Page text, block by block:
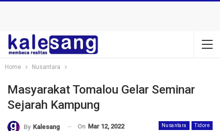
Home Nusantara
Masyarakat Tomalou Gelar Seminar
Sejarah Kampung
Nusantara Tidore
By Kalesang On Mar 12, 2022